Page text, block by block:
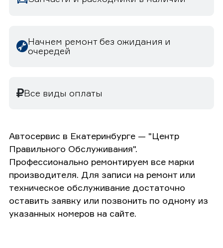
Начнем ремонт без ожидания и
очередей
Все виды оплаты
Автосервис в Екатеринбурге — "Центр
Правильного Обслуживания".
Профессионально ремонтируем все марки
производителя. Для записи на ремонт или
техническое обслуживание достаточно
оставить заявку или позвонить по одному из
указанных номеров на сайте.